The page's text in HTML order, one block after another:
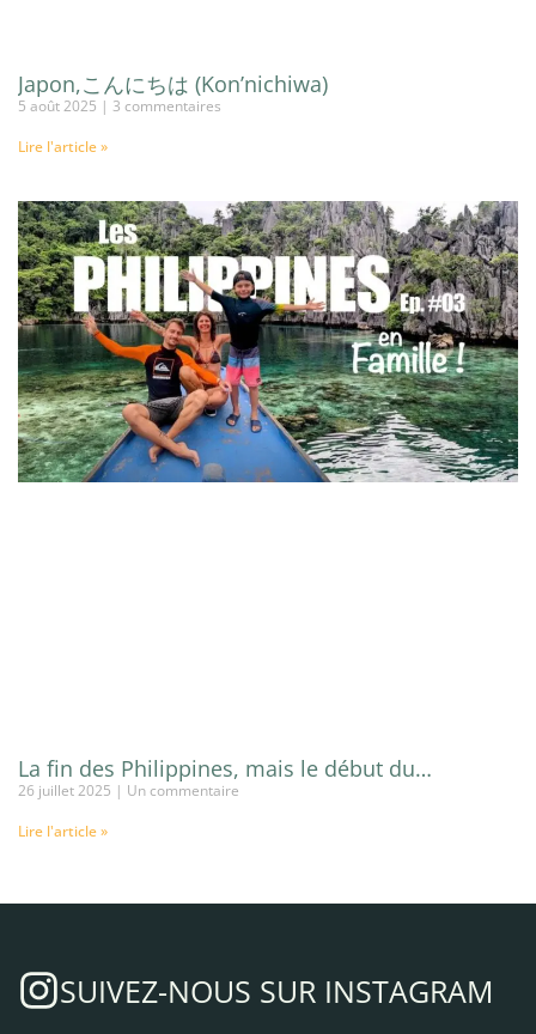
Japon,こんにちは (Kon’nichiwa)
5 août 2025
3 commentaires
Lire l'article »
La fin des Philippines, mais le début du…
26 juillet 2025
Un commentaire
Lire l'article »
SUIVEZ-NOUS SUR INSTAGRAM